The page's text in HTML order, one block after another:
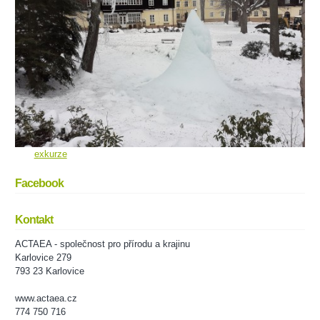
exkurze
Facebook
Kontakt
ACTAEA - společnost pro přírodu a krajinu
Karlovice 279
793 23 Karlovice
www.actaea.cz
774 750 716